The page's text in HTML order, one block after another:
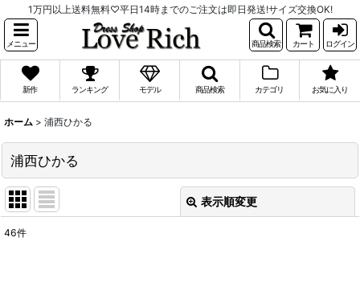
1万円以上送料無料♡平日14時までのご注文は即日発送!サイズ交換OK!
メニュー 商品検索 カート ログイン
新作 ランキング モデル 商品検索 カテゴリ お気に入り
ホーム > 浦西ひかる
浦西ひかる
表示順変更
46件